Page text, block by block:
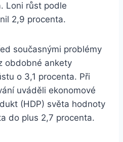
Loni růst podle
2,9 procenta.
současnými problémy
obdobné ankety
o 3,1 procenta. Při
uváděli ekonomové
(HDP) světa hodnoty
do plus 2,7 procenta.